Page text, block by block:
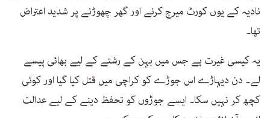
نادیہ کے یوں کورٹ میرج کرنے اور گھر چھوڑنے پر شدید اعتراض
تھا۔
یہ کیسی غیرت ہے جس میں بہن کے رشتے کے لیے بھائی پیسے
لے۔ دن دیہاڑے اس جوڑے کو کراچی میں قتل کیا گیا اور کوئی
کچھ کر نہیں سکا۔ ایسے جوڑوں کو تحفظ دینے کے لیے عدالت